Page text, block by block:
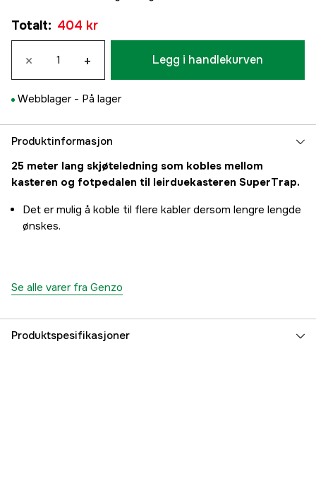
Totalt: 404 kr
× + Legg i handlekurven
Webblager - På lager
Produktinformasjon
25 meter lang skjøteledning som kobles mellom
kasteren og fotpedalen til leirduekasteren SuperTrap.
Det er mulig å koble til flere kabler dersom lengre lengde
ønskes.
Se alle varer fra Genzo
Produktspesifikasjoner